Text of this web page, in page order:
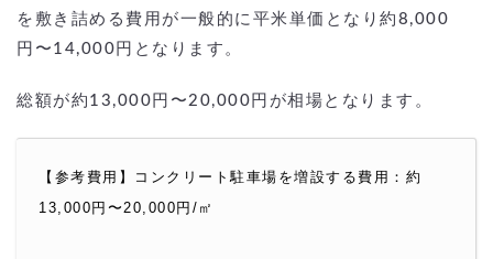
を敷き詰める費用が一般的に平米単価となり約8,000
円〜14,000円となります。
総額が約13,000円〜20,000円が相場となります。
【参考費用】コンクリート駐車場を増設する費用：約
13,000円〜20,000円/㎡